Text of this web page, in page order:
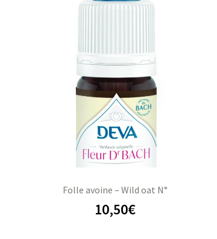
Folle avoine – Wild oat N°
10,50€